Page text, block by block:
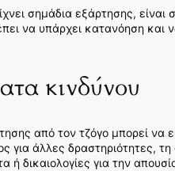
σημάδια εξάρτησης, είναι
να υπάρχει κατανόηση
κινδύνου
από τον τζόγο μπορεί
για άλλες δραστηριότητες,
δικαιολογίες για την